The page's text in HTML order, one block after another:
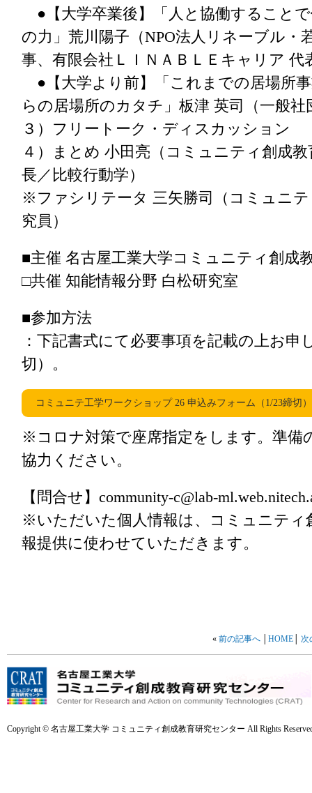
●【大学卒業後】「人と協働すること
の力」荒川陽子（NPO法人リネーブル・
事、有限会社ＬＩＮＡＢＬＥキャリア 代
●【大学より前】「これまでの居場所
らの居場所のカタチ」板津 英司（一般
３）フリートーク・ディスカッション
４）まとめ 小田亮（コミュニティ創成
長／比較行動学）
※ファシリテータ 三矢勝司（コミュニ
究員）
■主催 名古屋工業大学コミュニティ創成
□共催 知能情報分野 白松研究室
■参加方法
：下記書式にて必要事項を記載の上お申
切）。
コミュニテ工学ワークショップ 26 申込みフォーム（1/23締切）
※コロナ対策で座席指定をします。準備
協力ください。
【問合せ】community-c@lab-
※いただいた個人情報は、コミュニティ
報提供に使わせていただきます。
« 前の記事へ HOME 次
Copyright © 名古屋工業大学 コミュニティ創成教育研究センター All Rights